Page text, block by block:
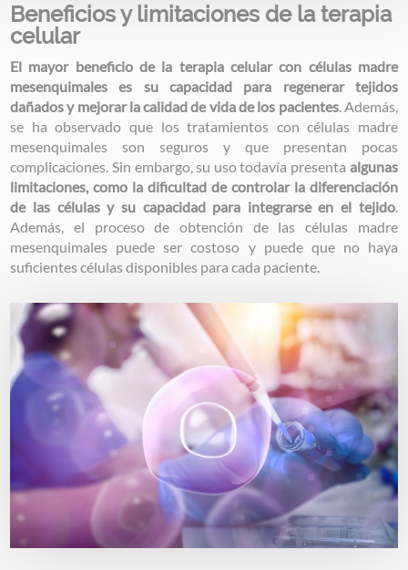
Beneficios y limitaciones de la terapia
celular
El mayor beneficio de la terapia celular con células madre
mesenquimales es su capacidad para regenerar tejidos
dañados y mejorar la calidad de vida de los pacientes. Además,
se ha observado que los tratamientos con células madre
mesenquimales son seguros y que presentan pocas
complicaciones. Sin embargo, su uso todavía presenta algunas
limitaciones, como la dificultad de controlar la diferenciación
de las células y su capacidad para integrarse en el tejido.
Además, el proceso de obtención de las células madre
mesenquimales puede ser costoso y puede que no haya
suficientes células disponibles para cada paciente.
Image